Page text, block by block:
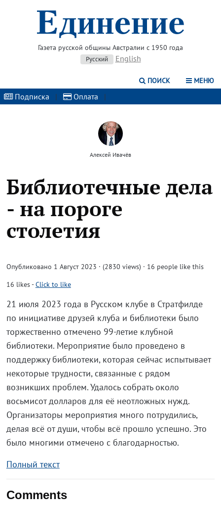
Газета русской общины Австралии с 1950 года
Русский English
ПОИСК МЕНЮ
Подписка | Оплата |
Алексей Ивачёв
Библиотечные дела
- на пороге
столетия
Опубликовано 1 Август 2023 · (2830 views) · 16 people like this
16 likes-Click to like
21 июля 2023 года в Русском клубе в Стратфилде
по инициативе друзей клуба и библиотеки было
торжественно отмечено 99-летие клубной
библиотеки. Мероприятие было проведено в
поддержку библиотеки, которая сейчас испытывает
некоторые трудности, связанные с рядом
возникших проблем. Удалось собрать около
восьмисот долларов для её неотложных нужд.
Организаторы мероприятия много потрудились,
делая всё от души, чтобы всё прошло успешно. Это
было многими отмечено с благодарностью.
Полный текст
Comments